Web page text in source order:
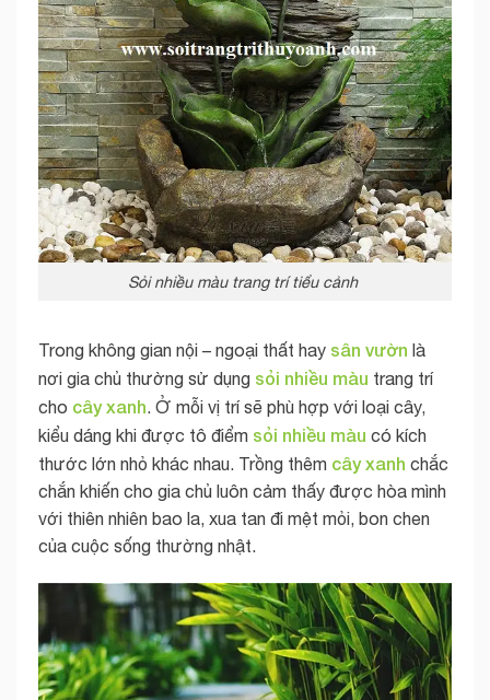
Sỏi nhiều màu trang trí tiểu cảnh
Trong không gian nội – ngoại thất hay sân vườn là
nơi gia chủ thường sử dụng sỏi nhiều màu trang trí
cho cây xanh. Ở mỗi vị trí sẽ phù hợp với loại cây,
kiểu dáng khi được tô điểm sỏi nhiều màu có kích
thước lớn nhỏ khác nhau. Trồng thêm cây xanh chắc
chắn khiến cho gia chủ luôn cảm thấy được hòa mình
với thiên nhiên bao la, xua tan đi mệt mỏi, bon chen
của cuộc sống thường nhật.